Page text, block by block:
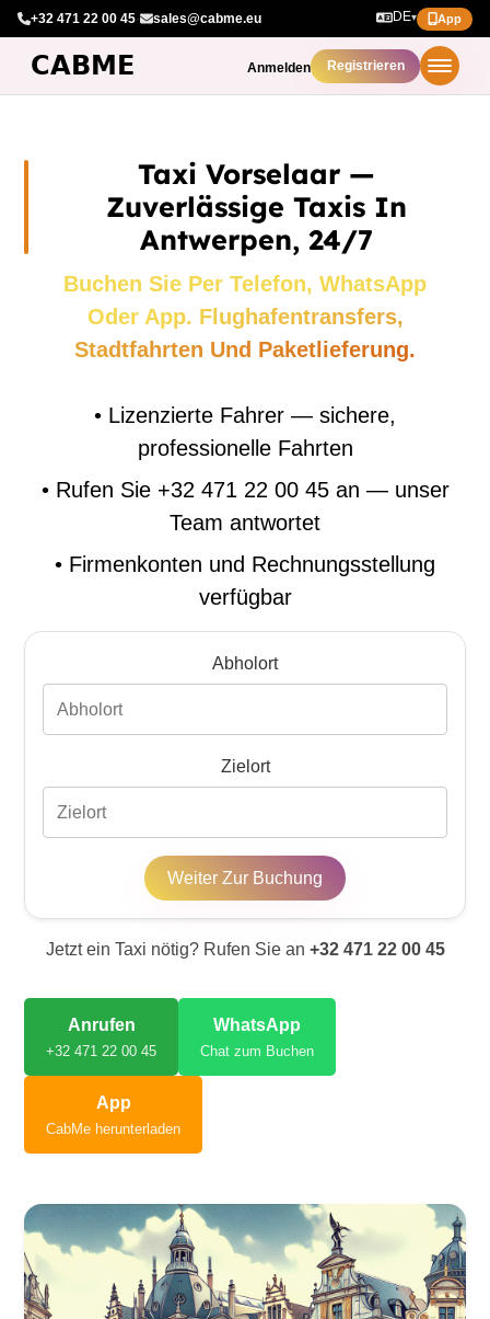
+32 471 22 00 45· sales@cabme.eu DE▾ App
Anmelden Registrieren
Taxi Vorselaar —
Zuverlässige Taxis In
Antwerpen, 24/7
Buchen Sie Per Telefon, WhatsApp
Oder App. Flughafentransfers,
Stadtfahrten Und Paketlieferung.
• Lizenzierte Fahrer — sichere,
professionelle Fahrten
• Rufen Sie +32 471 22 00 45 an — unser
Team antwortet
• Firmenkonten und Rechnungsstellung
verfügbar
Abholort
Zielort
Weiter Zur Buchung
Jetzt ein Taxi nötig? Rufen Sie an +32 471 22 00 45
Anrufen
+32 471 22 00 45
WhatsApp
Chat zum Buchen
App
CabMe herunterladen